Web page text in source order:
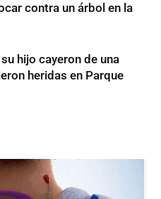
contra un árbol en la
hijo cayeron de una
heridas en Parque